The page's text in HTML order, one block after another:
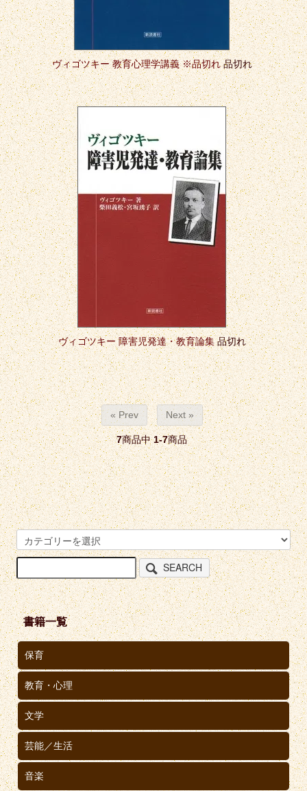
ヴィゴツキー 教育心理学講義 ※品切れ品切れ
ヴィゴツキー 障害児発達・教育論集品切れ
« Prev Next »
7商品中 1-7商品
SEARCH
書籍一覧
保育
教育・心理
文学
芸能／生活
音楽